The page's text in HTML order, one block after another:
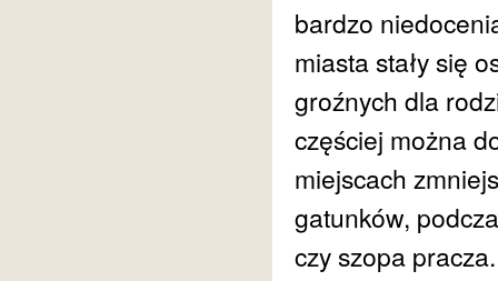
bardzo
miasta stały się
groźnych dla
częściej można
miejscach
gatunków,
czy szopa pracza.